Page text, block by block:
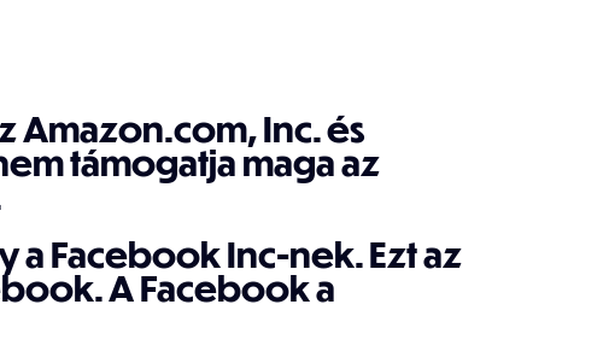
Amazon.com, Inc. és
támogatja maga az
Facebook Inc-nek. Ezt az
A Facebook a